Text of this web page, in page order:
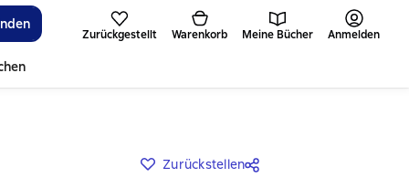
Zurückgestellt Warenkorb Meine Bücher Anmelden
Zurückstellen